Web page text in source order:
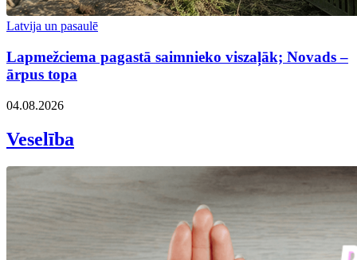
Latvija un pasaulē
Lapmežciema pagastā saimnieko viszaļāk; Novads –
ārpus topa
04.08.2026
Veselība